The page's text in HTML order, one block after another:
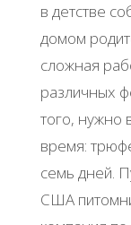
в детстве
домом
сложная
различных
того, нужно
время:
семь дней.
США